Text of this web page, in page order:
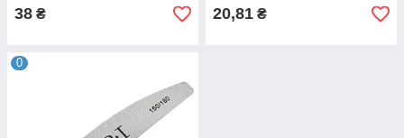
38 ₴ 20,81 ₴
0